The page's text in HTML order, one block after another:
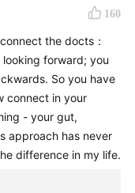
庆幸遇到了很好的老
多，但真的每天都有
随老师学习如何呼
心，如何将自己放的
那个掌握了所有技巧
的结果），老师也
，这和打网球时的心
160
the docts：
forward; you
So you have
connect in your
- your gut,
approach has never
difference in my life.